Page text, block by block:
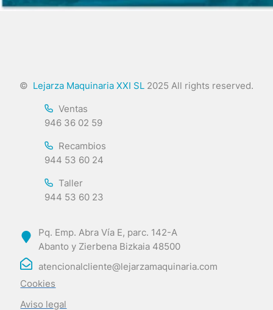
© Lejarza Maquinaria XXI SL 2025 All rights reserved.
Ventas
946 36 02 59
Recambios
944 53 60 24
Taller
944 53 60 23
Pq. Emp. Abra Vía E, parc. 142-A
Abanto y Zierbena Bizkaia 48500
atencionalcliente@lejarzamaquinaria.com
Cookies
Aviso legal